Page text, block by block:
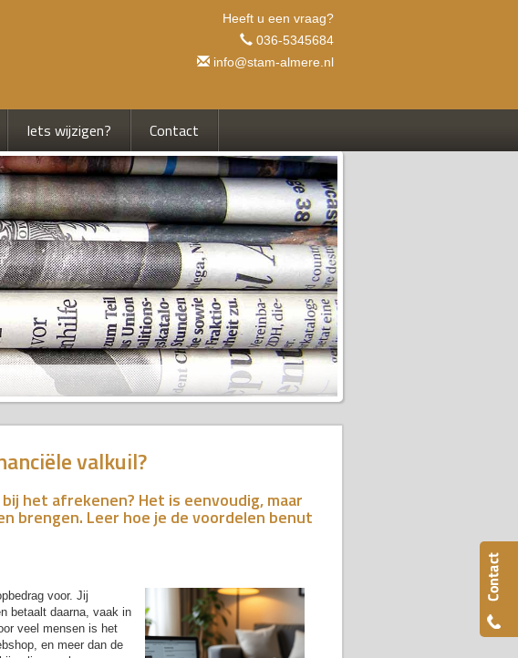
Heeft u een vraag?
036-5345684
info@stam-almere.nl
Iets wijzigen? Contact
valkuil?
het afrekenen? Het is eenvoudig, maar
brengen. Leer hoe je de voordelen benut
voor. Jij
betaalt daarna, vaak in
veel mensen is het
en meer dan de